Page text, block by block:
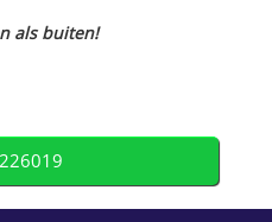
als buiten!